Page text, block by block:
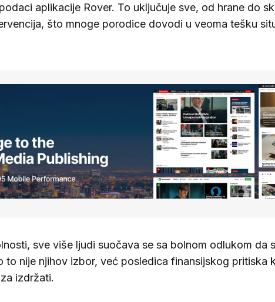
aplikacije Rover. To uključuje sve, od hrane do
što mnoge porodice dovodi u veoma tešku
sve više ljudi suočava se sa bolnom odlukom da
to nije njihov izbor, već posledica finansijskog pritiska
izdržati.